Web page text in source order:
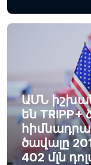
ԱՄՆ
են
ծավալը
402 մլն